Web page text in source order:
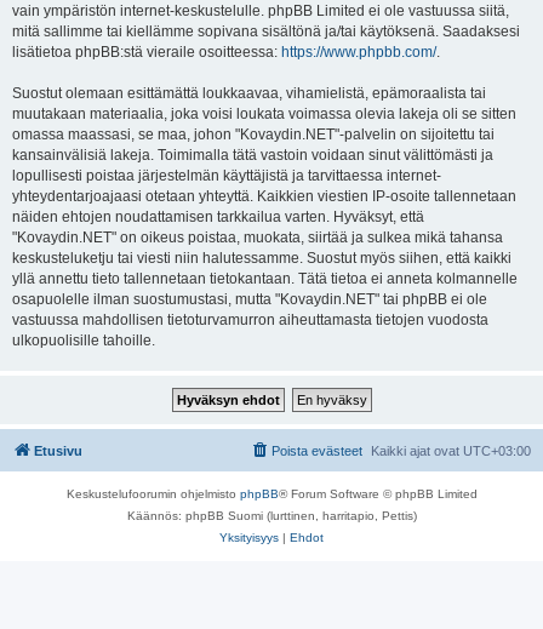
vain ympäristön internet-keskustelulle. phpBB Limited ei ole vastuussa siitä,
mitä sallimme tai kiellämme sopivana sisältönä ja/tai käytöksenä. Saadaksesi
lisätietoa phpBB:stä vieraile osoitteessa: https://www.phpbb.com/.
Suostut olemaan esittämättä loukkaavaa, vihamielistä, epämoraalista tai
muutakaan materiaalia, joka voisi loukata voimassa olevia lakeja oli se sitten
omassa maassasi, se maa, johon "Kovaydin.NET"-palvelin on sijoitettu tai
kansainvälisiä lakeja. Toimimalla tätä vastoin voidaan sinut välittömästi ja
lopullisesti poistaa järjestelmän käyttäjistä ja tarvittaessa internet-
yhteydentarjoajaasi otetaan yhteyttä. Kaikkien viestien IP-osoite tallennetaan
näiden ehtojen noudattamisen tarkkailua varten. Hyväksyt, että
"Kovaydin.NET" on oikeus poistaa, muokata, siirtää ja sulkea mikä tahansa
keskusteluketju tai viesti niin halutessamme. Suostut myös siihen, että kaikki
yllä annettu tieto tallennetaan tietokantaan. Tätä tietoa ei anneta kolmannelle
osapuolelle ilman suostumustasi, mutta "Kovaydin.NET" tai phpBB ei ole
vastuussa mahdollisen tietoturvamurron aiheuttamasta tietojen vuodosta
ulkopuolisille tahoille.
Etusivu Kaikki ajat ovat UTC+03:00
Poista evästeet
Keskustelufoorumin ohjelmisto phpBB® Forum Software © phpBB Limited
Käännös: phpBB Suomi (lurttinen, harritapio, Pettis)
Yksityisyys | Ehdot